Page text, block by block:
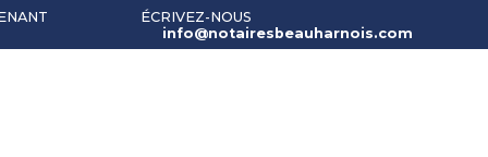
ÉCRIVEZ-NOUS
info@notairesbeauharnois.com